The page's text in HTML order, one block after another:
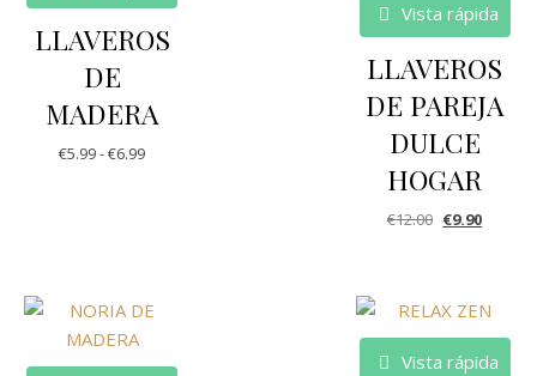
LLAVEROS
DE
MADERA
€5.99-€6.99
Vista rápida
LLAVEROS
DE PAREJA
DULCE
HOGAR
€12.00 €9.90
Vista rápida